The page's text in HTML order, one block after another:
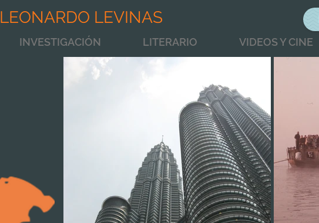
LEONARDO LEVINAS
INVESTIGACIÓN LITERARIO VIDEOS Y CINE